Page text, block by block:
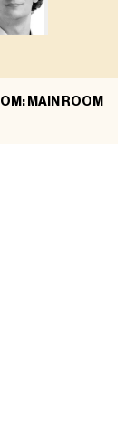
MAIN ROOM